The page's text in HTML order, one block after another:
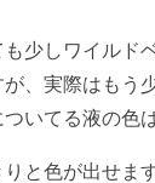
少しワイルド
、実際はもう
いてる液の色
と色が出せます